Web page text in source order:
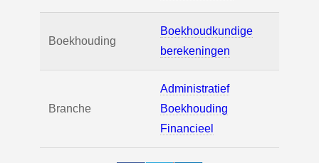
Boekhouding
Boekhoudkundige
berekeningen
Branche
Administratief
Boekhouding
Financieel